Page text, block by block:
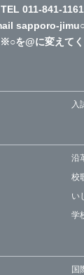
TEL 011-841-1161
sapporo-
※○を@に変えて
入
沿
校
い
学
国